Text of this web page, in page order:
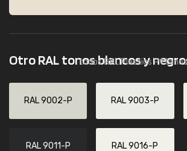
Otro RAL tonos blancos y
todos RAL Plastics P1
RAL 9002-P RAL 9003-P
RAL 9011-P RAL 9016-P